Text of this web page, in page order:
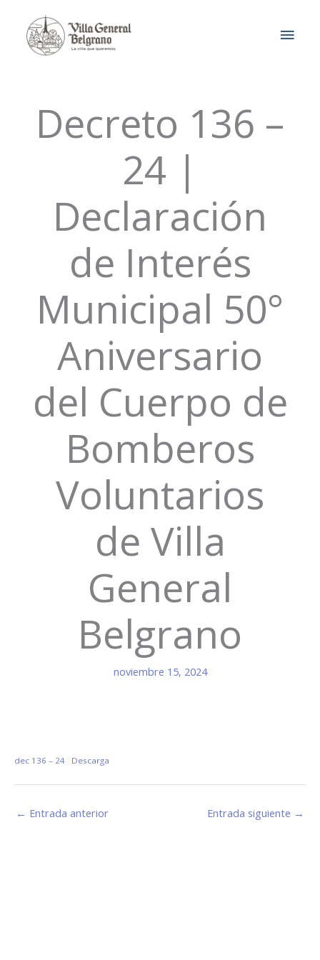
contenido
Decreto 136 –
24 |
Declaración
de Interés
Municipal 50°
Aniversario
del Cuerpo de
Bomberos
Voluntarios
de Villa
General
Belgrano
noviembre 15, 2024
dec 136 – 24 Descarga
← Entrada anterior Entrada siguiente →